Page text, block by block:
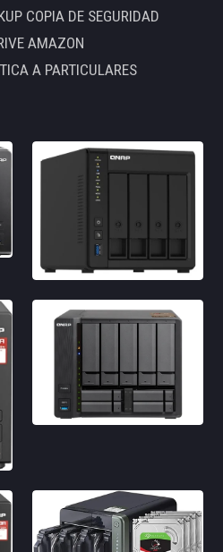
COPIA DE SEGURIDAD
AMAZON
A PARTICULARES